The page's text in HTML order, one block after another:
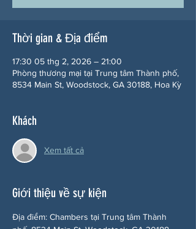
Thời gian & Địa điểm
17:30 05 thg 2, 2026 – 21:00
Phòng thương mại tại Trung tâm Thành phố,
8534 Main St, Woodstock, GA 30188, Hoa Kỳ
Khách
Xem tất cả
Giới thiệu về sự kiện
Địa điểm: Chambers tại Trung tâm Thành